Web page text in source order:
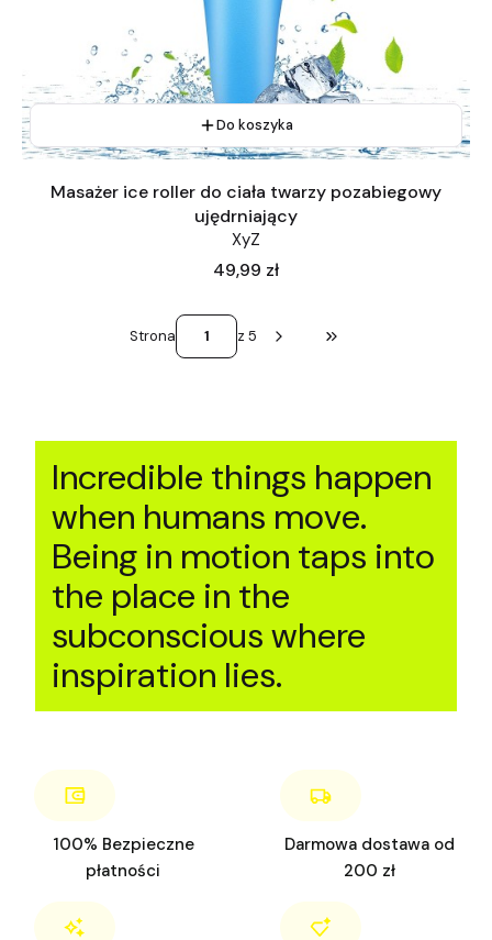
Do koszyka
Masażer ice roller do ciała twarzy pozabiegowy
ujędrniający
XyZ
Cena
49,99 zł
Strona z 5 Przejdź do ostatniej
Incredible things happen
when humans move.
Being in motion taps into
the place in the
subconscious where
inspiration lies.
100% Bezpieczne
płatności
Darmowa dostawa od
200 zł